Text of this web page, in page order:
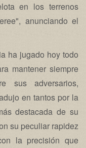
en los terrenos
anunciando el
ha jugado hoy todo
mantener siempre
sus adversarios,
en tantos por la
destacada de su
su peculiar rapidez
la precisión que